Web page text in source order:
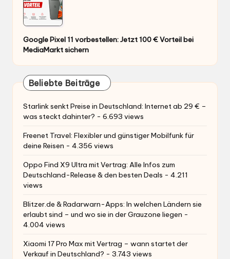
Google Pixel 11 vorbestellen: Jetzt 100 € Vorteil bei
MediaMarkt sichern
Beliebte Beiträge
Starlink senkt Preise in Deutschland: Internet ab 29 € –
was steckt dahinter? - 6.693 views
Freenet Travel: Flexibler und günstiger Mobilfunk für
deine Reisen - 4.356 views
Oppo Find X9 Ultra mit Vertrag: Alle Infos zum
Deutschland-Release & den besten Deals - 4.211
views
Blitzer.de & Radarwarn-Apps: In welchen Ländern sie
erlaubt sind – und wo sie in der Grauzone liegen -
4.004 views
Xiaomi 17 Pro Max mit Vertrag – wann startet der
Verkauf in Deutschland? - 3.743 views